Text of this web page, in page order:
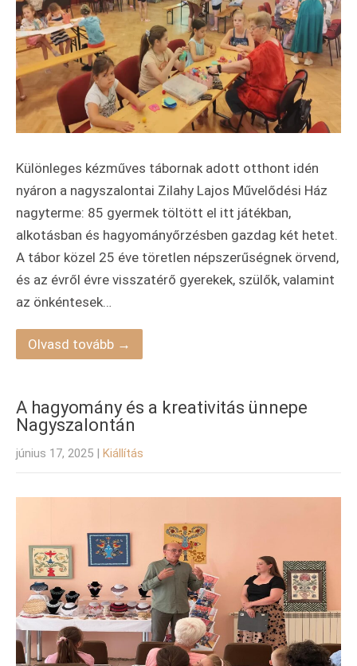
Különleges kézműves tábornak adott otthont idén
nyáron a nagyszalontai Zilahy Lajos Művelődési Ház
nagyterme: 85 gyermek töltött el itt játékban,
alkotásban és hagyományőrzésben gazdag két hetet.
A tábor közel 25 éve töretlen népszerűségnek örvend,
és az évről évre visszatérő gyerekek, szülők, valamint
az önkéntesek…
Olvasd tovább →
A hagyomány és a kreativitás ünnepe
Nagyszalontán
június 17, 2025 | Kiállítás